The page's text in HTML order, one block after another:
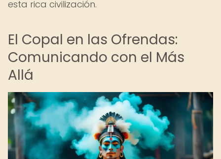
esta rica civilización.
El Copal en las Ofrendas:
Comunicando con el Más
Allá